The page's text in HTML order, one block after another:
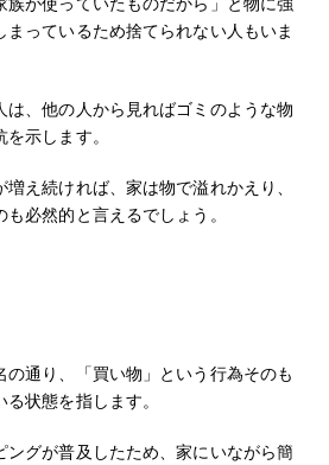
っているため捨てられない人もいま
、他の人から見ればゴミのような物
示します。
え続ければ、家は物で溢れかえり、
必然的と言えるでしょう。
通り、「買い物」という行為そのも
状態を指します。
グが普及したため、家にいながら簡